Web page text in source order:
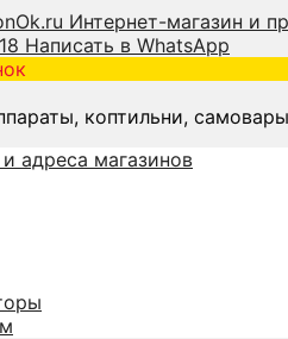
Написать в WhatsApp
коптильни,
адреса магазинов